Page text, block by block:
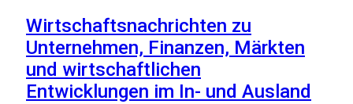
Wirtschaftsnachrichten zu
Unternehmen, Finanzen, Märkten
und wirtschaftlichen
Entwicklungen im In- und Ausland